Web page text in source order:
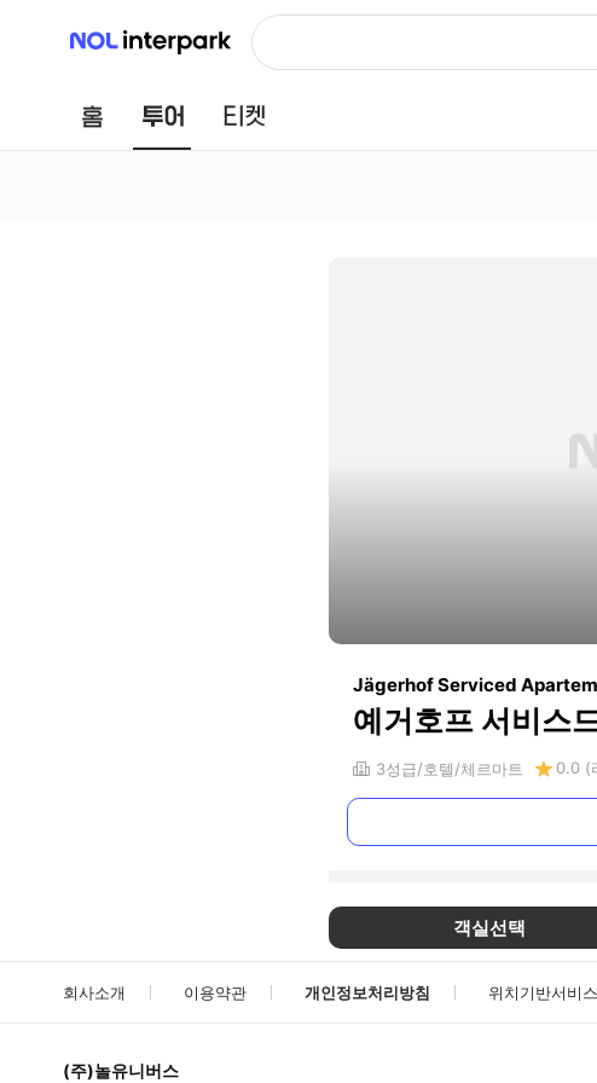
NOL 인터파크
홈 투어
Jägerhof Serviced
예거호프 서비스
3성급 호텔 체르마트 0.0 (
객실선택
회사소개 이용약관 개인정보처리방침 위치기반서비
(주)놀유니버스